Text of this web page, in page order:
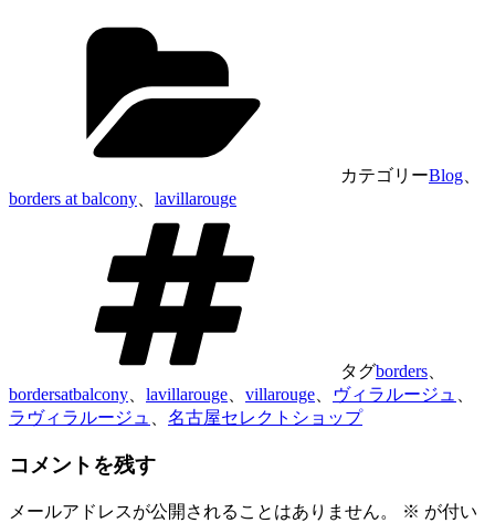
カテゴリーBlog、
borders at balcony、 lavillarouge
タグborders、
bordersatbalcony、 lavillarouge、 villarouge、 ヴィラルージュ 、
ラヴィラルージュ 、 名古屋セレクトショップ
コメントを残す
メールアドレスが公開されることはありません。 ※ が付い